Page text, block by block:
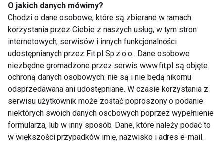
Zmniejszają rozpad mięśni,
Stymulują syntezę białek,
Redukują ból mięśniowy po treningu.
Jak dawkować BCAA?
Porcja: 5–10 g przed, w trakcie lub po
treningu.
Uwagi : Warto wybierać suplementy
zawierające większy stosunek leucyny
O jakich danych mówimy?
Chodzi o dane osobowe, które są zbierane w ramach
korzystania przez Ciebie z naszych usług, w tym stron
internetowych, serwisów i innych funkcjonalności
udostępnianych przez Fit.pl Sp.z.o.o.. Dane osobowe
niezbędne gromadzone przez serwis www.fit.pl są objęte
ochroną danych osobowych: nie są i nie będą nikomu
odsprzedawana ani udostępniane. W czasie korzystania z
serwisu użytkownik może zostać poproszony o podanie
niektórych swoich danych osobowych poprzez wypełnienie
formularza, lub w inny sposób. Dane, które należy podać to
w większości przypadków imię, nazwisko i adres e-mail.